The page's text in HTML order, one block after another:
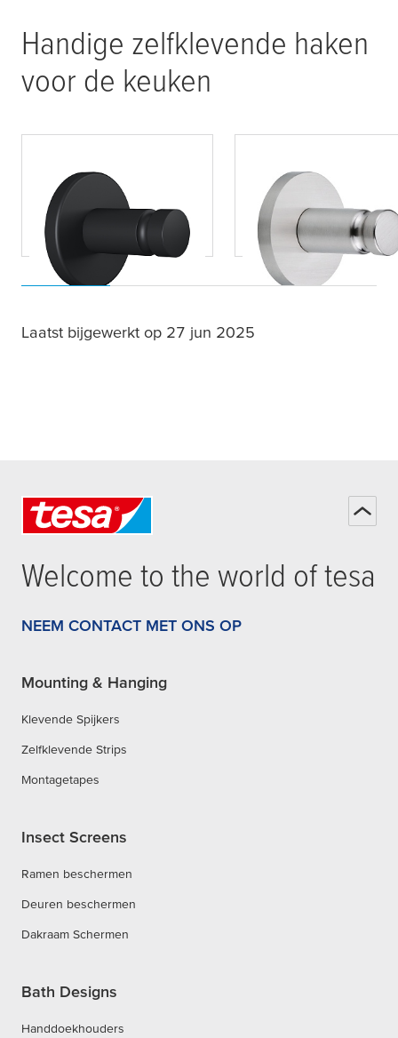
Handige zelfklevende haken
voor de keuken
tesa® Moon Black
Handdoekhaak zwart,
zelfklevend,
gepoedercoat metaal
tesa® Moon modern
handdoekhaakje,
roestvrijstalen look,
zelfklevend
Laatst bijgewerkt op 27 jun 2025
Welcome to the world oftesa
NEEM CONTACT MET ONS OP
Mounting & Hanging
Klevende Spijkers
Zelfklevende Strips
Montagetapes
Insect Screens
Ramen beschermen
Deuren beschermen
Dakraam Schermen
Bath Designs
Handdoekhouders